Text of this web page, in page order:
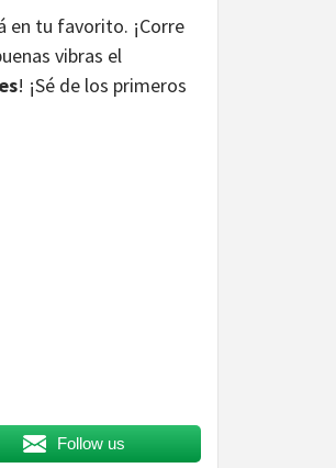
en tu favorito. ¡Corre
vibras el
! ¡Sé de los primeros
Follow us